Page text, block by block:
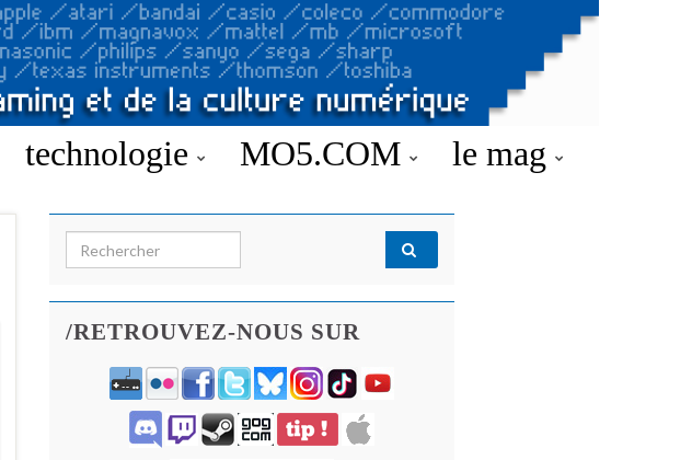
technologie MO5.COM le mag
Search for:
/RETROUVEZ-NOUS SUR